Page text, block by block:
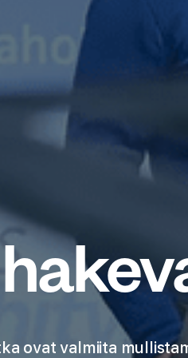
ovat valmiita